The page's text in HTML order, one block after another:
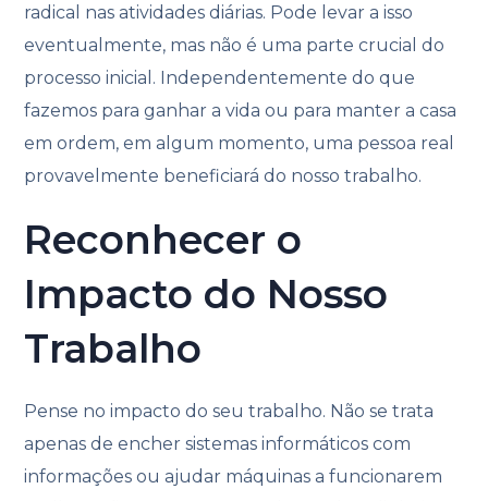
radical nas atividades diárias. Pode levar a isso
eventualmente, mas não é uma parte crucial do
processo inicial. Independentemente do que
fazemos para ganhar a vida ou para manter a casa
em ordem, em algum momento, uma pessoa real
provavelmente beneficiará do nosso trabalho.
Reconhecer o
Impacto do Nosso
Trabalho
Pense no impacto do seu trabalho. Não se trata
apenas de encher sistemas informáticos com
informações ou ajudar máquinas a funcionarem